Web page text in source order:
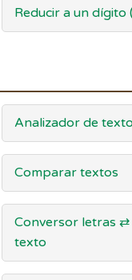
Reducir a un dígito
Analizador de texto
Comparar textos
Conversor letras ⇄
texto